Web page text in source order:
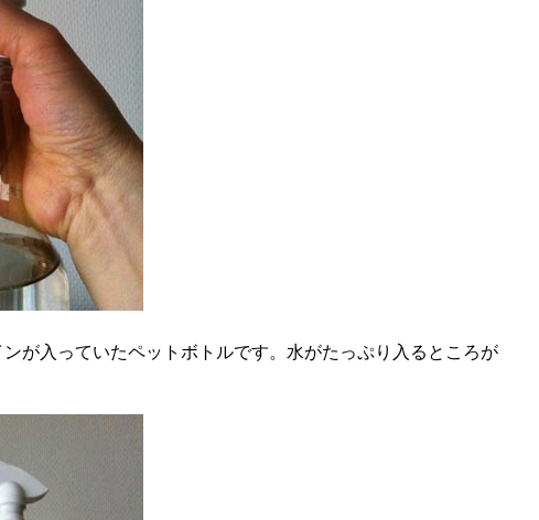
が入っていたペットボトルです。水がたっぷり入るところが